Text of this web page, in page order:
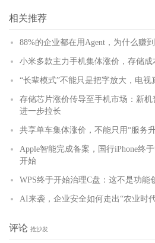
相关推荐
88%的企业都在用Agent，为什么赚
小米多款主力手机集体涨价，存储成
“长辈模式”不能只是把字放大，电
存储芯片涨价传导至手机市场：新
进一步拉长
共享单车集体涨价，不能只用“服务
Apple智能完成备案，国行iPhone终
开始
WPS终于开始治理C盘：这不是功能
AI来袭，企业安全如何走出“农业时
评论 抢沙发